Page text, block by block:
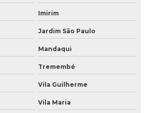
Imirim
Jardim São Paulo
Mandaqui
Tremembé
Vila Guilherme
Vila Maria